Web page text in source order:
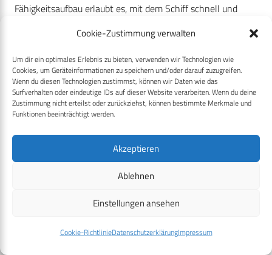
Cookie-Zustimmung verwalten
Um dir ein optimales Erlebnis zu bieten, verwenden wir Technologien wie
Cookies, um Geräteinformationen zu speichern und/oder darauf zuzugreifen.
Wenn du diesen Technologien zustimmst, können wir Daten wie das
Surfverhalten oder eindeutige IDs auf dieser Website verarbeiten. Wenn du deine
Zustimmung nicht erteilst oder zurückziehst, können bestimmte Merkmale und
Funktionen beeinträchtigt werden.
Akzeptieren
Ablehnen
Einstellungen ansehen
Cookie-RichtlinieDatenschutzerklärungImpressum
Fähigkeitsaufbau erlaubt es, mit dem Schiff schnell und
flexibel auf sich ändernde Einsatzszenare und operationelle
Anforderungen zu reagieren. Das Bauprogramm ist
gekennzeichnet durch eine besonders enge und fachlich
tiefe Abstimmung und Zusammenarbeit zwischen
amtsseitiger Projektleitung und den bauausführenden
Werften.
Bereits im Vorfeld des Vertragsschlusses wurde ein
Fähigkeitscontrolling eingerichtet, das auch während der
Bauphase weiter aktiv ist und ungewollte Veränderungen
arbeiten alle Projektbeteiligten an der Umsetzung des Ziels,
zukünftiger Aufgaben befähigtes Waffensystem ab Mitte